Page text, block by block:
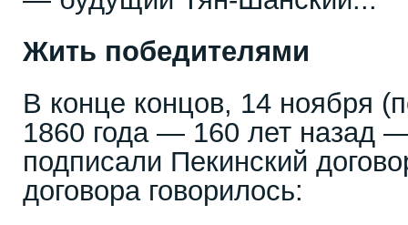
Жить победителями
В конце концов, 14 ноября
1860 года — 160 лет назад
подписали Пекинский
договора говорилось: